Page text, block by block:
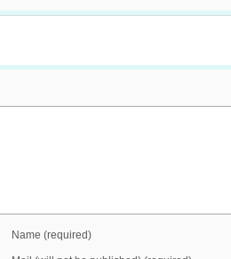
Name (required)